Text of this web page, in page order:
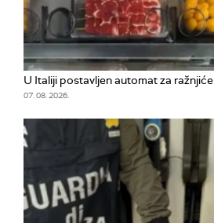
U Italiji postavljen automat za ražnjiće
07. 08. 2026.